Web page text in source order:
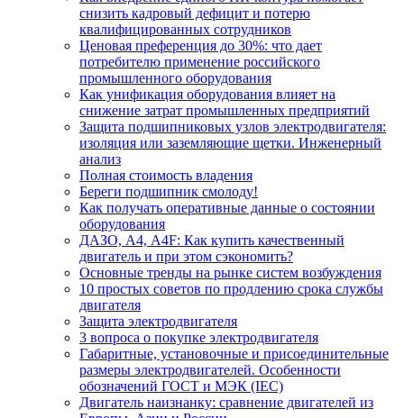
снизить кадровый дефицит и потерю
квалифицированных сотрудников
Ценовая преференция до 30%: что дает
потребителю применение российского
промышленного оборудования
Как унификация оборудования влияет на
снижение затрат промышленных предприятий
Защита подшипниковых узлов электродвигателя:
изоляция или заземляющие щетки. Инженерный
анализ
Полная стоимость владения
Береги подшипник смолоду!
Как получать оперативные данные о состоянии
оборудования
ДАЗО, А4, А4F: Как купить качественный
двигатель и при этом сэкономить?
Основные тренды на рынке систем возбуждения
10 простых советов по продлению срока службы
двигателя
Защита электродвигателя
3 вопроса о покупке электродвигателя
Габаритные, установочные и присоединительные
размеры электродвигателей. Особенности
обозначений ГОСТ и МЭК (IEC)
Двигатель наизнанку: сравнение двигателей из